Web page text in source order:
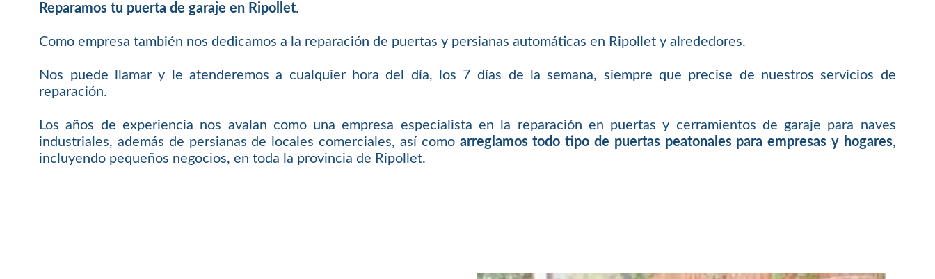
Reparamos tu puerta de garaje en Ripollet.
Como empresa también nos dedicamos a la reparación de puertas y persianas automáticas en Ripollet y alrededores.
Nos puede llamar y le atenderemos a cualquier hora del día, los 7 días de la semana, siempre que precise de nuestros servicios de
reparación.
Los años de experiencia nos avalan como una empresa especialista en la reparación en puertas y cerramientos de garaje para naves
industriales, además de persianas de locales comerciales, así como arreglamos todo tipo de puertas peatonales para empresas y hogares,
incluyendo pequeños negocios, en toda la provincia de Ripollet.